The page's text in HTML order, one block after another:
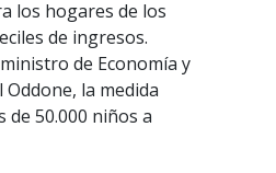
los hogares de los
de ingresos.
de Economía y
Oddone, la medida
de 50.000 niños a